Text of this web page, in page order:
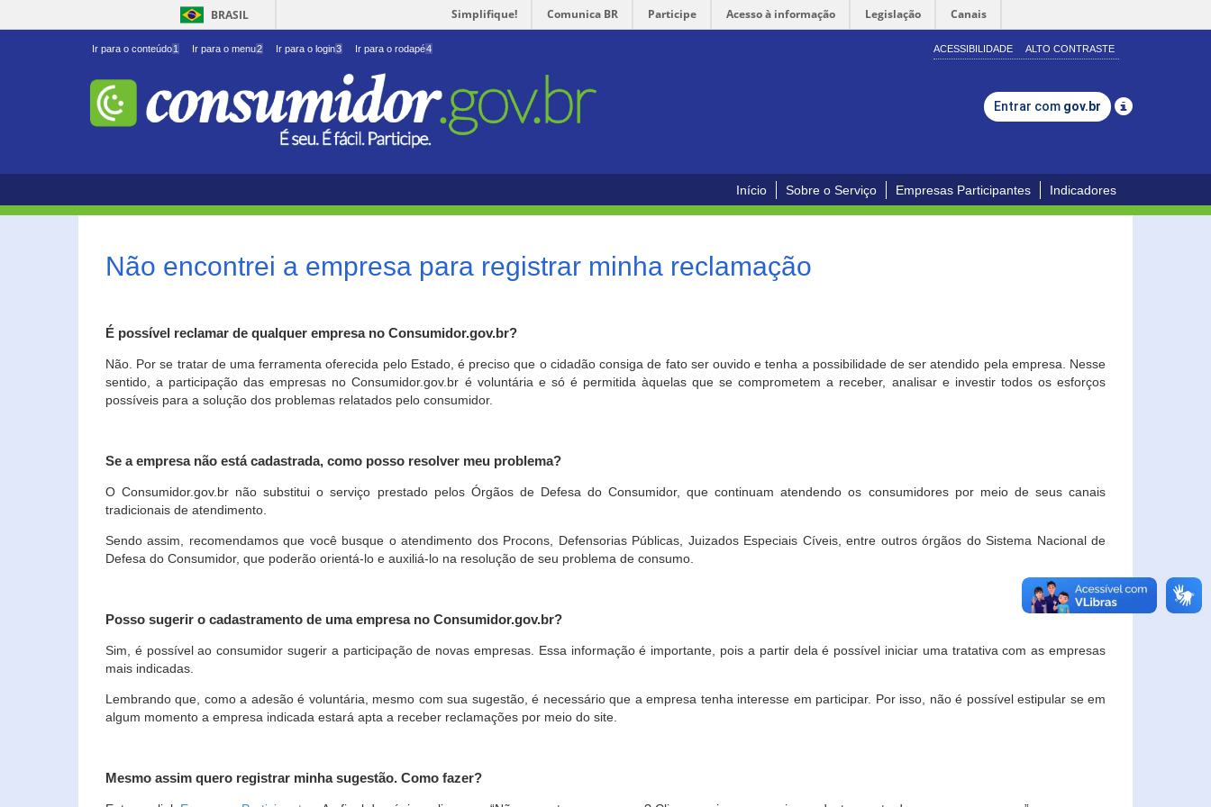
BRASIL Simplifique! Comunica BR Participe Acesso à informação Legislação Canais
Ir para o conteúdo1 Ir para o menu2 Ir para o login3 Ir para o rodapé4 ACESSIBILIDADE ALTO CONTRASTE
Entrar com gov.br
Início Sobre o Serviço Empresas Participantes Indicadores
Não encontrei a empresa para registrar minha reclamação
É possível reclamar de qualquer empresa no Consumidor.gov.br?
Não. Por se tratar de uma ferramenta oferecida pelo Estado, é preciso que o cidadão consiga de fato ser ouvido e tenha a possibilidade de ser atendido pela empresa. Nesse
sentido, a participação das empresas no Consumidor.gov.br é voluntária e só é permitida àquelas que se comprometem a receber, analisar e investir todos os esforços
possíveis para a solução dos problemas relatados pelo consumidor.
Se a empresa não está cadastrada, como posso resolver meu problema?
O Consumidor.gov.br não substitui o serviço prestado pelos Órgãos de Defesa do Consumidor, que continuam atendendo os consumidores por meio de seus canais
tradicionais de atendimento.
Sendo assim, recomendamos que você busque o atendimento dos Procons, Defensorias Públicas, Juizados Especiais Cíveis, entre outros órgãos do Sistema Nacional de
Defesa do Consumidor, que poderão orientá-lo e auxiliá-lo na resolução de seu problema de consumo.
Posso sugerir o cadastramento de uma empresa no Consumidor.gov.br?
Sim, é possível ao consumidor sugerir a participação de novas empresas. Essa informação é importante, pois a partir dela é possível iniciar uma tratativa com as empresas
mais indicadas.
Lembrando que, como a adesão é voluntária, mesmo com sua sugestão, é necessário que a empresa tenha interesse em participar. Por isso, não é possível estipular se em
algum momento a empresa indicada estará apta a receber reclamações por meio do site.
Mesmo assim quero registrar minha sugestão. Como fazer?